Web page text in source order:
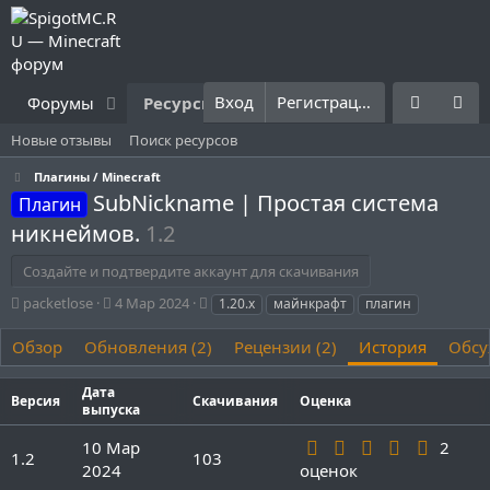
Форумы Ресурсы Что нового? Правила
Вход Регистрация
Новые отзывы Поиск ресурсов
Плагины / Minecraft
Плагин SubNickname | Простая система
никнеймов. 1.2
Создайте и подтвердите аккаунт для скачивания
А
т
о
р
packetlose
Д
т
а
с
о
з
д
а
н
4 Мар 2024
Т
г
и
1.20.x майнкрафт плагин
Обзор Обновления (2) Рецензии (2) История
Версия
Дата
выпуска
Скачивания Оценка
1.2
10 Мар
2024
103 5
2
оценок